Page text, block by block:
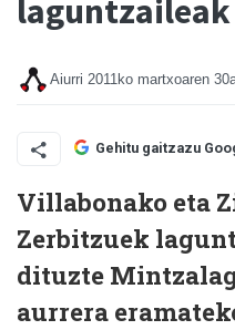
Aiurri 2011ko martxoaren
Gehitu gaitzazu
Villabonako eta
Zerbitzuek
dituzte
aurrera